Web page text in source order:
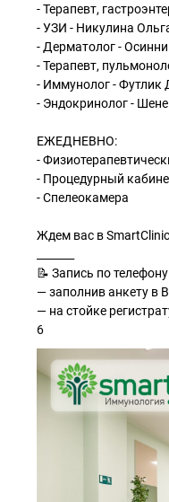
- Терапевт,
- УЗИ - Никулина
- Дерматолог -
- Терапевт,
- Иммунолог - Футлик
- Эндокринолог -
ЕЖЕДНЕВНО:
-
- Процедурный
- Спелеокамера
Ждем вас в
📝 Запись по
— заполнив анкету в
— на стойке
6